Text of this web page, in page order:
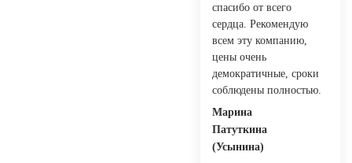
спасибо от всего
сердца. Рекомендую
всем эту компанию,
цены очень
демократичные, сроки
соблюдены полностью.
Марина
Патуткина
(Усынина)